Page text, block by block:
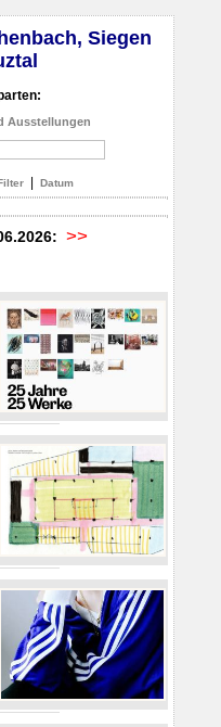
Siegen
Ausstellungen
Datum
>>